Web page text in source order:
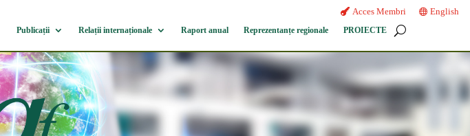
Acces Membri English
Publicații Relații internaționale Raport anual Reprezentanțe regionale PROIECTE